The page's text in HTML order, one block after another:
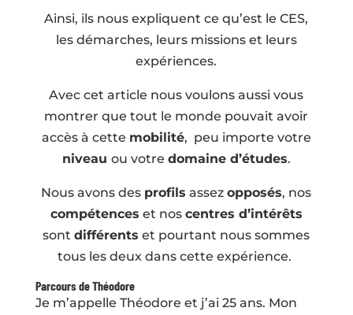
Ainsi, ils nous expliquent ce qu’est le CES,
les démarches, leurs missions et leurs
expériences.
Avec cet article nous voulons aussi vous
montrer que tout le monde pouvait avoir
accès à cette mobilité, peu importe votre
niveau ou votre domaine d’études.
Nous avons des profils assezopposés, nos
compétences et nos centres d’intérêts
sontdifférents et pourtant nous sommes
tous les deux dans cette expérience.
Parcours de Théodore
Je m’appelle Théodore et j’ai 25 ans. Mon